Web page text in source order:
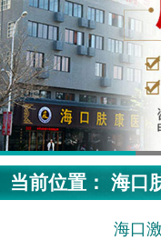
当前位置：海口
海口